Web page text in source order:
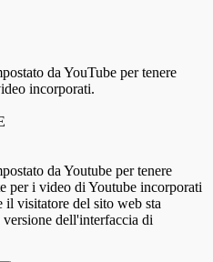
da YouTube per tenere
incorporati.
da Youtube per tenere
per i video di Youtube incorporati
il visitatore del sito web sta
dell'interfaccia di